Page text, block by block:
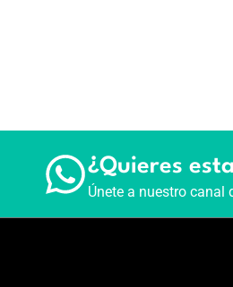
¿Quieres
Únete a nuestro